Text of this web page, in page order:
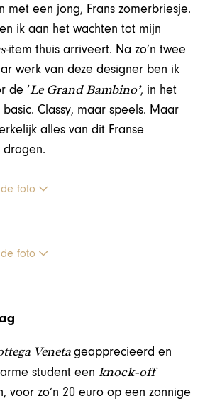
met een jong, Frans zomerbriesje.
ik aan het wachten tot mijn
-item thuis arriveert. Na zo’n twee
werk van deze designer ben ik
de ‘Le Grand Bambino’, in het
Classy, maar speels. Maar
alles van dit Franse
de foto
de foto
Venetageapprecieerd en
student eenknock-off
voor zo’n 20 euro op een zonnige